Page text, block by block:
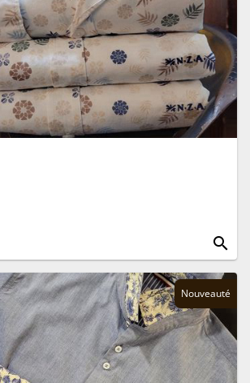
search
Nouveauté